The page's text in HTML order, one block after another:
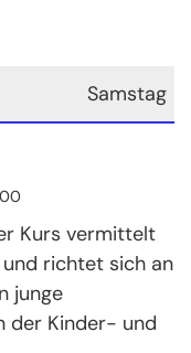
Samstag
Kurs vermittelt
richtet sich an
junge
der Kinder- und